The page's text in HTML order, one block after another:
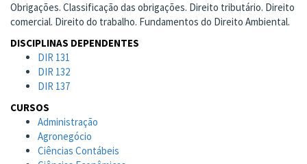
Obrigações. Classificação das obrigações. Direito tributário. Direito
comercial. Direito do trabalho. Fundamentos do Direito Ambiental.
DISCIPLINAS DEPENDENTES
DIR 131
DIR 132
DIR 137
CURSOS
Administração
Agronegócio
Ciências Contábeis